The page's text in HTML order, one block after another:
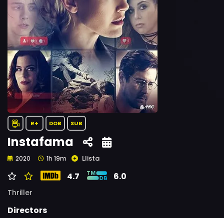
R+ DOB SUB
Instafama
2020 1h 19m Llista
4.7 6.0
Thriller
Directors